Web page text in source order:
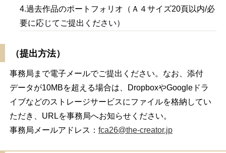
4.過去作品のポートフォリオ（Ａ４サイズ20頁以内/必
要に応じてご提出ください）
（提出方法）
事務局まで電子メールでご提出ください。なお、添付
データが10MBを超える場合は、DropboxやGoogleドラ
イブなどのストレージサービスにファイルを格納してい
ただき、URLを事務局へお知らせください。
事務局メールアドレス：fca26@the-creator.jp